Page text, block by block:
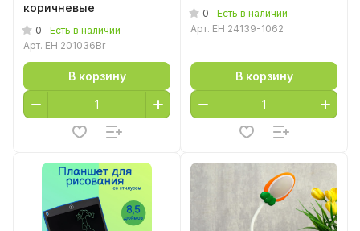
коричневые
0
Есть в наличии
Арт. EH 201036Br
В корзину
0
Есть в наличии
Арт. EH 24139-1062
В корзину